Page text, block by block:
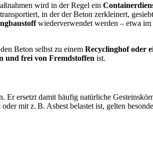
wird in der Regel ein
transportiert, in der der Beton zerkleinert,
wiederverwendet werden – etwa im
Beton selbst zu einem Recyclinghof oder
und frei von Fremdstoffen ist.
Er ersetzt damit häufig natürliche
mit z. B. Asbest belastet ist, gelten